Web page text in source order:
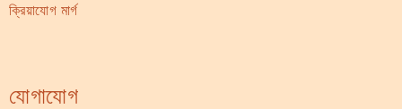
ক্রিয়াযোগ মার্গ
যোগাযোগ